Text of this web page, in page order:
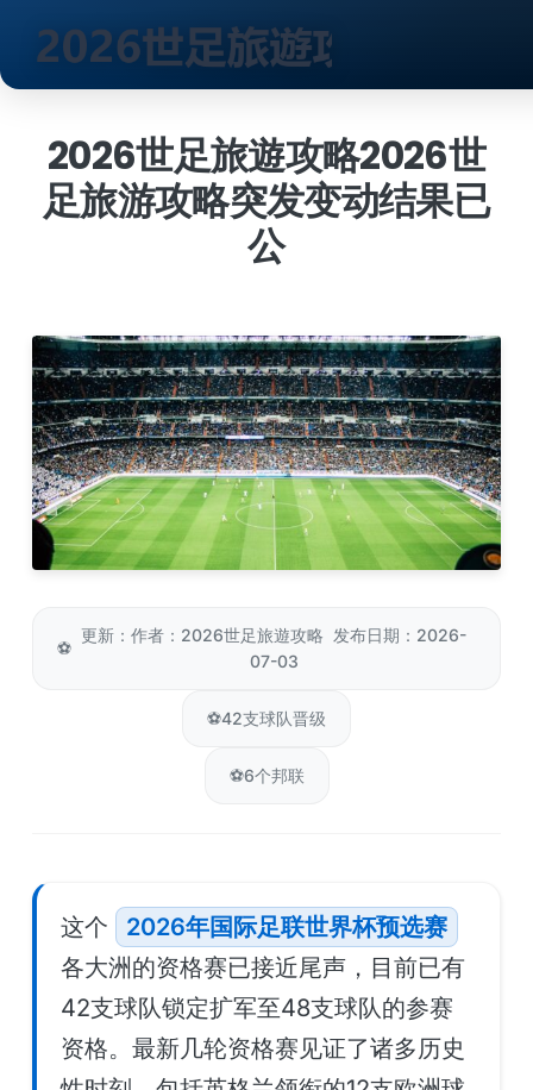
2026世足旅遊攻略2026世
足旅游攻略突发变动结果已
公
⚽
更新：作者：2026世足旅遊攻略 发布日期：2026-
07-03
⚽42支球队晋级
⚽6个邦联
这个
2026年国际足联世界杯预选赛
各大洲的资格赛已接近尾声，目前已有
42支球队锁定扩军至48支球队的参赛
资格。最新几轮资格赛见证了诸多历史